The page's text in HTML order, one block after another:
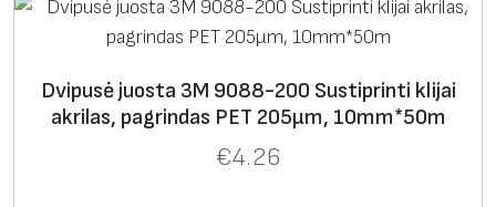
Dvipusė juosta 3M 9088-200 Sustiprinti klijai
akrilas, pagrindas PET 205μm, 10mm*50m
€4.26